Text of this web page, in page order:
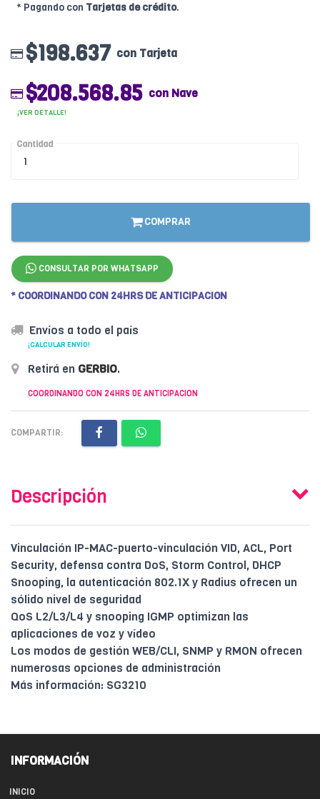
* Pagando con Tarjetas de crédito.
$198.637 con Tarjeta
$208.568.85 con Nave
¡VER DETALLE!
Cantidad
COMPRAR
CONSULTAR POR WHATSAPP
* COORDINANDO CON 24HRS DE ANTICIPACION
Envíos a todo el país
¡CALCULAR ENVÍO!
Retirá en GERBIO.
COORDINANDO CON 24HRS DE ANTICIPACION
COMPARTIR:
Descripción
Vinculación IP-MAC-puerto-vinculación VID, ACL, Port
Security, defensa contra DoS, Storm Control, DHCP
Snooping, la autenticación 802.1X y Radius ofrecen un
sólido nivel de seguridad
QoS L2/L3/L4 y snooping IGMP optimizan las
aplicaciones de voz y vídeo
Los modos de gestión WEB/CLI, SNMP y RMON ofrecen
numerosas opciones de administración
Más información: SG3210
INFORMACIÓN
INICIO